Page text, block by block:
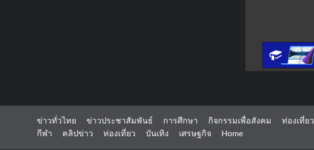
ข่าวทั่วไทย ข่าวประชาสัมพันธ์ การศึกษา กิจกรรมเพื่อสังคม ท่องเที่ยว
กีฬา
คลิปข่าว ท่องเที่ยว บันเทิง เศรษฐกิจ Home